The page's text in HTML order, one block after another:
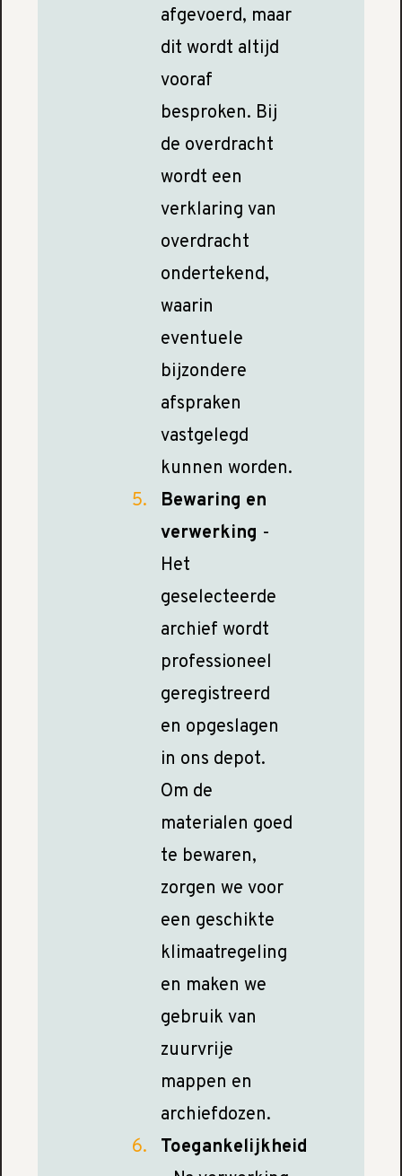
afgevoerd, maar
dit wordt altijd
vooraf
besproken. Bij
de overdracht
wordt een
verklaring van
overdracht
ondertekend,
waarin
eventuele
bijzondere
afspraken
vastgelegd
kunnen worden.
Bewaring en
verwerking -
Het
geselecteerde
archief wordt
professioneel
geregistreerd
en opgeslagen
in ons depot.
Om de
materialen goed
te bewaren,
zorgen we voor
een geschikte
klimaatregeling
en maken we
gebruik van
zuurvrije
mappen en
archiefdozen.
Toegankelijkheid